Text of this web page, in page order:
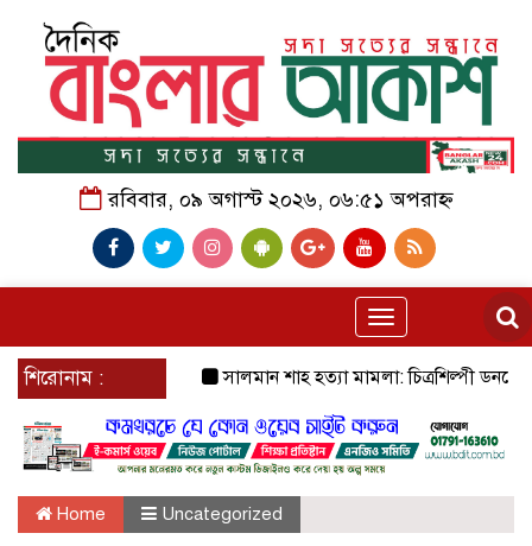
রবিবার, ০৯ অগাস্ট ২০২৬, ০৬:৫১ অপরাহ্ন
Toggle
navigation
শিরোনাম : সালমান শাহ হত্যা মামলা: চিত্রশিল্পী ডনকে
Home Uncategorized